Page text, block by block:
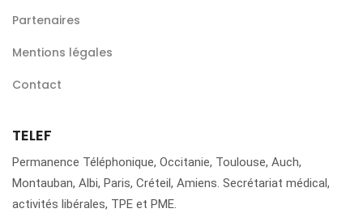
Partenaires
Mentions légales
Contact
TELEF
Permanence Téléphonique, Occitanie, Toulouse, Auch,
Montauban, Albi, Paris, Créteil, Amiens. Secrétariat médical,
activités libérales, TPE et PME.